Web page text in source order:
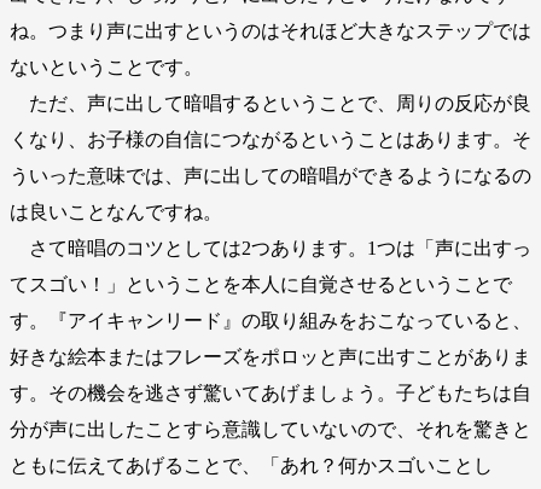
ね。つまり声に出すというのはそれほど大きなステップでは
ないということです。
ただ、声に出して暗唱するということで、周りの反応が良
くなり、お子様の自信につながるということはあります。そ
ういった意味では、声に出しての暗唱ができるようになるの
は良いことなんですね。
さて暗唱のコツとしては2つあります。1つは「声に出すっ
てスゴい！」ということを本人に自覚させるということで
す。『アイキャンリード』の取り組みをおこなっていると、
好きな絵本またはフレーズをポロッと声に出すことがありま
す。その機会を逃さず驚いてあげましょう。子どもたちは自
分が声に出したことすら意識していないので、それを驚きと
ともに伝えてあげることで、「あれ？何かスゴいことし